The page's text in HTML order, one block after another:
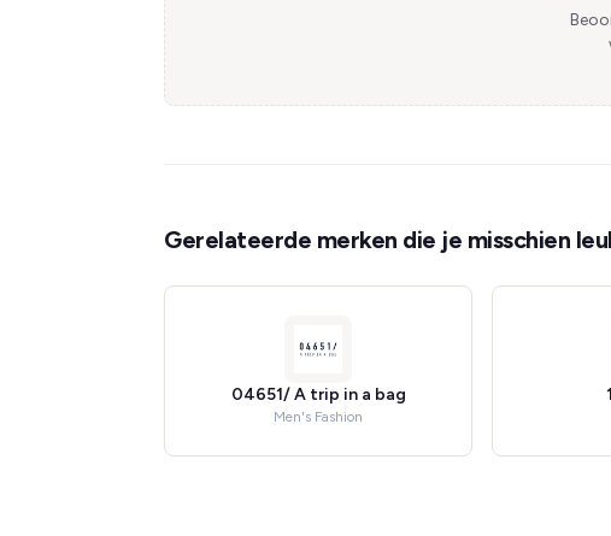
Gerelateerde merken die je misschien
04651/ A trip in a bag
Men's Fashion